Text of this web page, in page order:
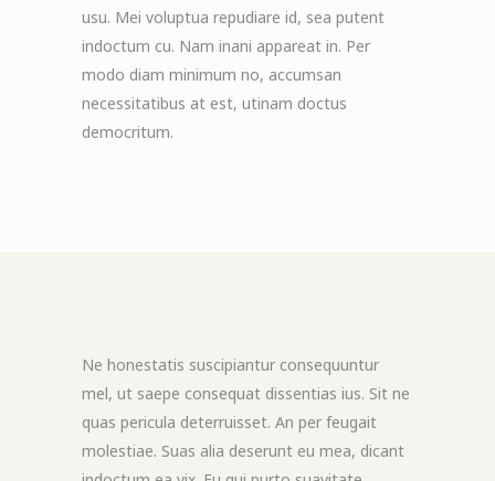
usu. Mei voluptua repudiare id, sea putent
indoctum cu. Nam inani appareat in. Per
modo diam minimum no, accumsan
necessitatibus at est, utinam doctus
democritum.
Ne honestatis suscipiantur consequuntur
mel, ut saepe consequat dissentias ius. Sit ne
quas pericula deterruisset. An per feugait
molestiae. Suas alia deserunt eu mea, dicant